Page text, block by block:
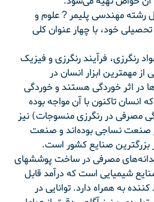
رشته مهندسی پلیمر ? علوم و
خود، با چهار عنوان کلی
رنگرزی، فرآیند رنگرزی و فیزیک
مهمترین ابزار انسان در
در اثر خوردگی هستند و خوردگی
تاکنون با آن مواجه بوده
مصرفی در رنگرزی منسوجات) نیز
صنعت نساجی بوده‌اند و صنعت
بزرگترین صنایع کشور است.
مصرفی در ساخت پوششهای
شیمیایی است که درآمد قابل
به همراه دارد. توانایی در